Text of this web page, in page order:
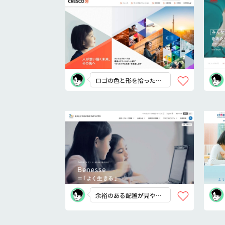
ロゴの色と形を拾ったデ
ザイン
余裕のある配置が見やす
い